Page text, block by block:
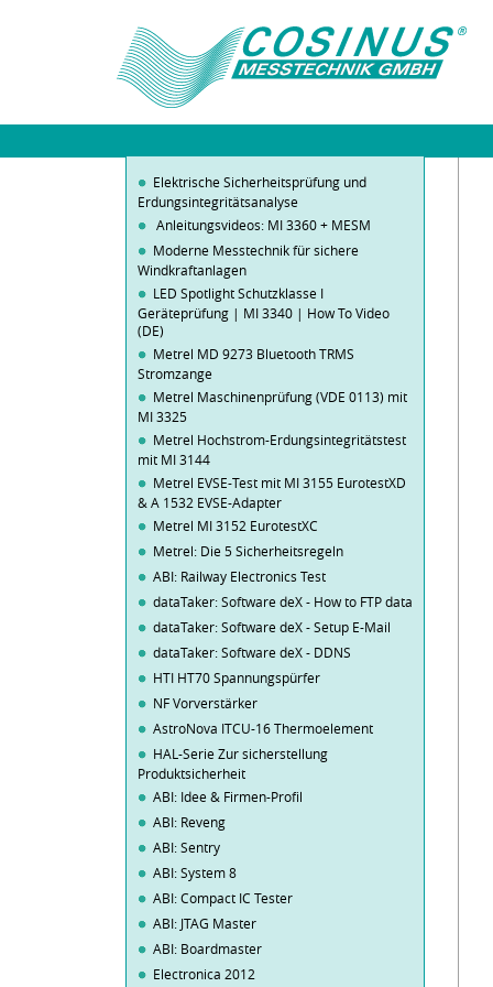
Elektrische Sicherheitsprüfung und
Erdungsintegritätsanalyse
Anleitungsvideos: MI 3360 + MESM
Moderne Messtechnik für sichere
Windkraftanlagen
LED Spotlight Schutzklasse I
Geräteprüfung | MI 3340 | How To Video
(DE)
Metrel MD 9273 Bluetooth TRMS
Stromzange
Metrel Maschinenprüfung (VDE 0113) mit
MI 3325
Metrel Hochstrom-Erdungsintegritätstest
mit MI 3144
Metrel EVSE-Test mit MI 3155 EurotestXD
& A 1532 EVSE-Adapter
Metrel MI 3152 EurotestXC
Metrel: Die 5 Sicherheitsregeln
ABI: Railway Electronics Test
dataTaker: Software deX - How to FTP data
dataTaker: Software deX - Setup E-Mail
dataTaker: Software deX - DDNS
HTI HT70 Spannungspürfer
NF Vorverstärker
AstroNova ITCU-16 Thermoelement
HAL-Serie Zur sicherstellung
Produktsicherheit
ABI: Idee & Firmen-Profil
ABI: Reveng
ABI: Sentry
ABI: System 8
ABI: Compact IC Tester
ABI: JTAG Master
ABI: Boardmaster
Electronica 2012